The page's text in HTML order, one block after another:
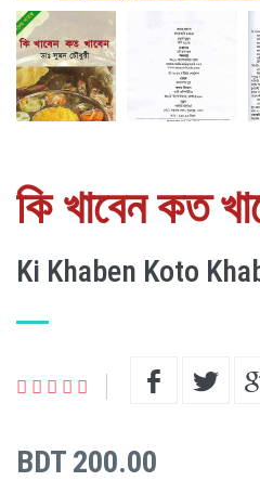
কি খাবেন কত
Ki Khaben Koto
BDT 200.00